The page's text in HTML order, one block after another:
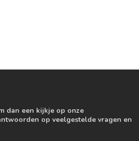
dan een kijkje op onze
op veelgestelde vragen en